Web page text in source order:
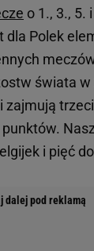
o 1., 3., 5.
dla Polek
świata w
zajmują
i pięć